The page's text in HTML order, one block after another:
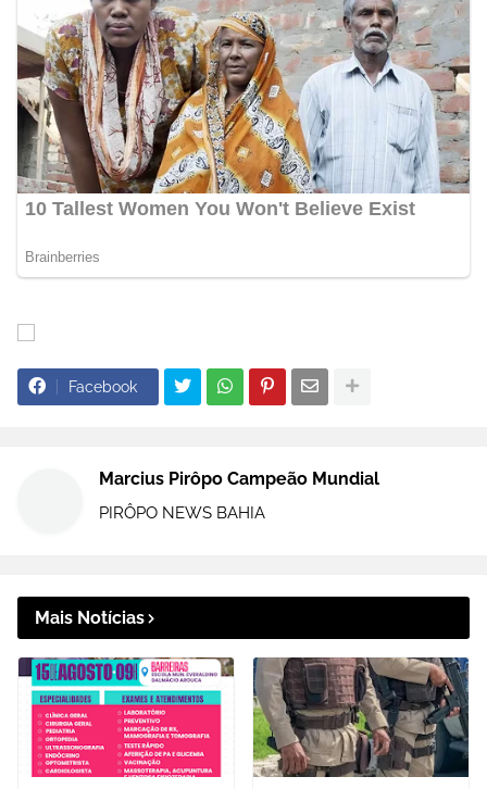
Facebook
Marcius Pirôpo Campeão Mundial
PIRÔPO NEWS BAHIA
Mais Notícias